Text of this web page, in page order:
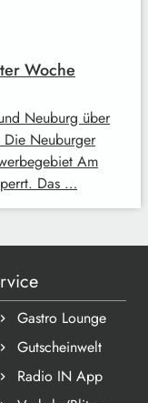
Woche
Neuburg über
Die Neuburger
Am
Das …
Gastro Lounge
Gutscheinwelt
Radio IN App